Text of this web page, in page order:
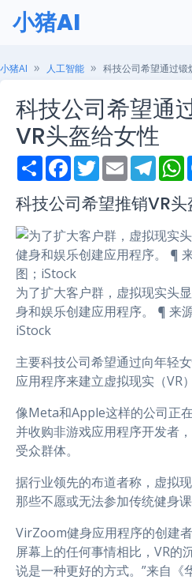
小猪AI
小猪AI 人工智能 科技公司希望通过锻
科技公司希望通
VR头盔给女性
S
h
r
e
F
a
e
b
o
k
T
w
t
t
r
E
m
i
l
T
e
e
g
a
h
t
s
p
p
科技公司希望推销VR
为了扩大客户群，虚拟现实头
身和娱乐创建应用程序。 ¶ 来
iStock
主要科技公司希望通过向年轻
应用程序来建立虚拟现实（VR
像Meta和Apple这样的公司正
并收购非游戏应用程序开发者
受众群体。
据行业领先的布道者称，虚拟
那些不愿或无法参加传统健身课
VirZoom健身应用程序的创建
屏幕上的任何事情相比，VR的
说是一种更好的方式。”来自《